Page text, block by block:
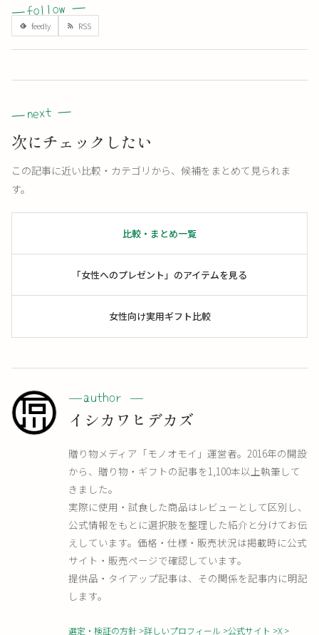
次にチェックしたい
この記事に近い比較・カテゴリから、候補をまとめて見られま
す。
比較・まとめ一覧
「女性へのプレゼント」のアイテムを見る
女性向け実用ギフト比較
イシカワヒデカズ
贈り物メディア「モノオモイ」運営者。2016年の開設
から、贈り物・ギフトの記事を1,100本以上執筆して
きました。
実際に使用・試食した商品はレビューとして区別し、
公式情報をもとに選択肢を整理した紹介と分けてお伝
えしています。価格・仕様・販売状況は掲載時に公式
サイト・販売ページで確認しています。
提供品・タイアップ記事は、その関係を記事内に明記
します。
選定・検証の方針 詳しいプロフィール 公式サイト X